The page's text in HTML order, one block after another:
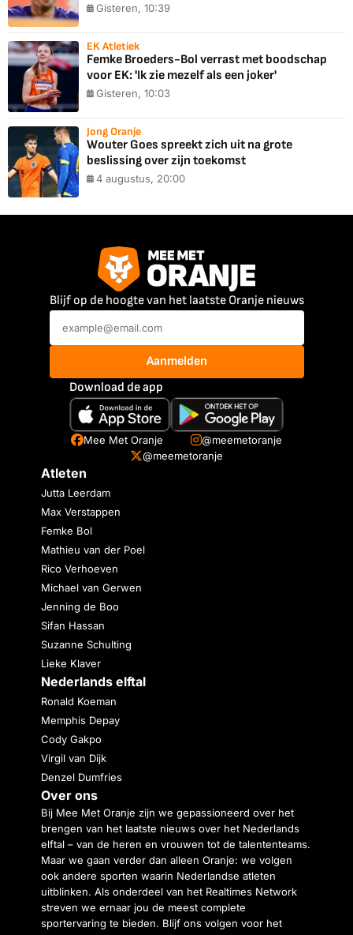
Gisteren, 10:39
EK Atletiek
Femke Broeders-Bol verrast met boodschap
voor EK: 'Ik zie mezelf als een joker'
Gisteren, 10:03
Jong Oranje
Wouter Goes spreekt zich uit na grote
beslissing over zijn toekomst
4 augustus, 20:00
Blijf op de hoogte van het laatste Oranje nieuws
Aanmelden
Download de app
Mee Met Oranje
@meemetoranje
@meemetoranje
Atleten
Jutta Leerdam
Max Verstappen
Femke Bol
Mathieu van der Poel
Rico Verhoeven
Michael van Gerwen
Jenning de Boo
Sifan Hassan
Suzanne Schulting
Lieke Klaver
Nederlands elftal
Ronald Koeman
Memphis Depay
Cody Gakpo
Virgil van Dijk
Denzel Dumfries
Over ons
Bij Mee Met Oranje zijn we gepassioneerd over het
brengen van het laatste nieuws over het Nederlands
elftal – van de heren en vrouwen tot de talententeams.
Maar we gaan verder dan alleen Oranje: we volgen
ook andere sporten waarin Nederlandse atleten
uitblinken. Als onderdeel van het Realtimes Network
streven we ernaar jou de meest complete
sportervaring te bieden. Blijf ons volgen voor het